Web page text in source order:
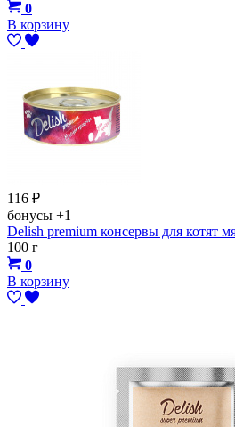
0
В корзину
116 ₽
бонусы +1
Delish premium конcервы для котят
100 г
0
В корзину